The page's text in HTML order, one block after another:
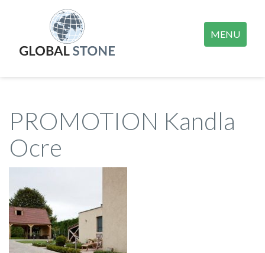
MENU
PROMOTION Kandla
Ocre